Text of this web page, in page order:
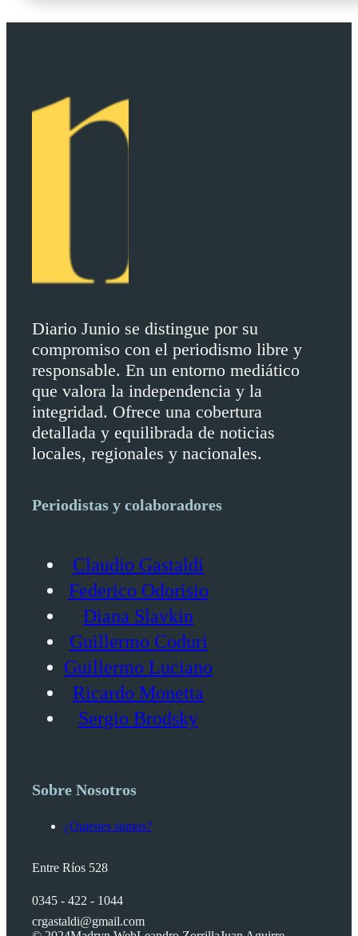
Diario Junio se distingue por su
compromiso con el periodismo libre y
responsable. En un entorno mediático
que valora la independencia y la
integridad. Ofrece una cobertura
detallada y equilibrada de noticias
locales, regionales y nacionales.
Periodistas y colaboradores
Claudio Gastaldi
Federico Odorisio
Diana Slavkin
Guillermo Coduri
Guillermo Luciano
Ricardo Monetta
Sergio Brodsky
Sobre Nosotros
¿Quienes somos?
Entre Ríos 528
0345 - 422 - 1044
crgastaldi@gmail.com